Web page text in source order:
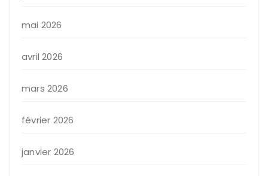
mai 2026
avril 2026
mars 2026
février 2026
janvier 2026